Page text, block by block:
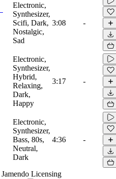
Electronic,
Synthesizer,
Scifi, Dark,
Nostalgic,
Sad
3:08 -
Electronic,
Synthesizer,
Hybrid,
Relaxing,
Dark,
Happy
3:17 -
Electronic,
Synthesizer,
Bass, 80s,
Neutral,
Dark
4:36 -
Jamendo Licensing